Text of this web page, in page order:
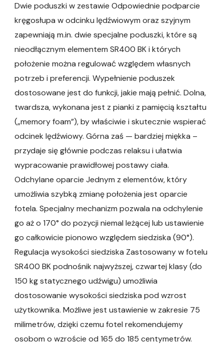
Dwie poduszki w zestawie Odpowiednie podparcie
kręgosłupa w odcinku lędźwiowym oraz szyjnym
zapewniają m.in. dwie specjalne poduszki, które są
nieodłącznym elementem SR400 BK i których
położenie można regulować względem własnych
potrzeb i preferencji. Wypełnienie poduszek
dostosowane jest do funkcji, jakie mają pełnić. Dolna,
twardsza, wykonana jest z pianki z pamięcią kształtu
(„memory foam”), by właściwie i skutecznie wspierać
odcinek lędźwiowy. Górna zaś — bardziej miękka –
przydaje się głównie podczas relaksu i ułatwia
wypracowanie prawidłowej postawy ciała.
Odchylane oparcie Jednym z elementów, który
umożliwia szybką zmianę położenia jest oparcie
fotela. Specjalny mechanizm pozwala na odchylenie
go aż o 170° do pozycji niemal leżącej lub ustawienie
go całkowicie pionowo względem siedziska (90°).
Regulacja wysokości siedziska Zastosowany w fotelu
SR400 BK podnośnik najwyższej, czwartej klasy (do
150 kg statycznego udźwigu) umożliwia
dostosowanie wysokości siedziska pod wzrost
użytkownika. Możliwe jest ustawienie w zakresie 75
milimetrów, dzięki czemu fotel rekomendujemy
osobom o wzroście od 165 do 185 centymetrów.